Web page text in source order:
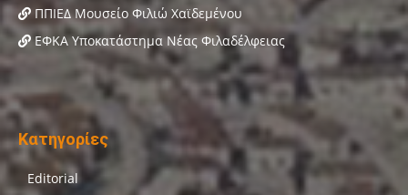
ΠΠΙΕΔ Μουσείο Φιλιώ Χαϊδεμένου
ΕΦΚΑ Υποκατάστημα Νέας Φιλαδέλφειας
Κατηγορίες
Editorial